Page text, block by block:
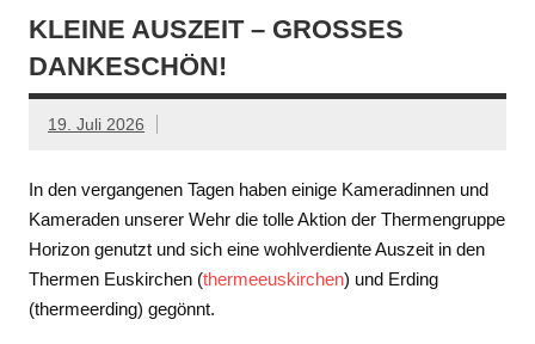
KLEINE AUSZEIT – GROSSES D
ANKESCHÖN!
19. Juli 2026
In den vergangenen Tagen haben einige Kameradinnen und
Kameraden unserer Wehr die tolle Aktion der Thermengruppe
Horizon genutzt und sich eine wohlverdiente Auszeit in den
Thermen Euskirchen (thermeeuskirchen) und Erding
(thermeerding) gegönnt.